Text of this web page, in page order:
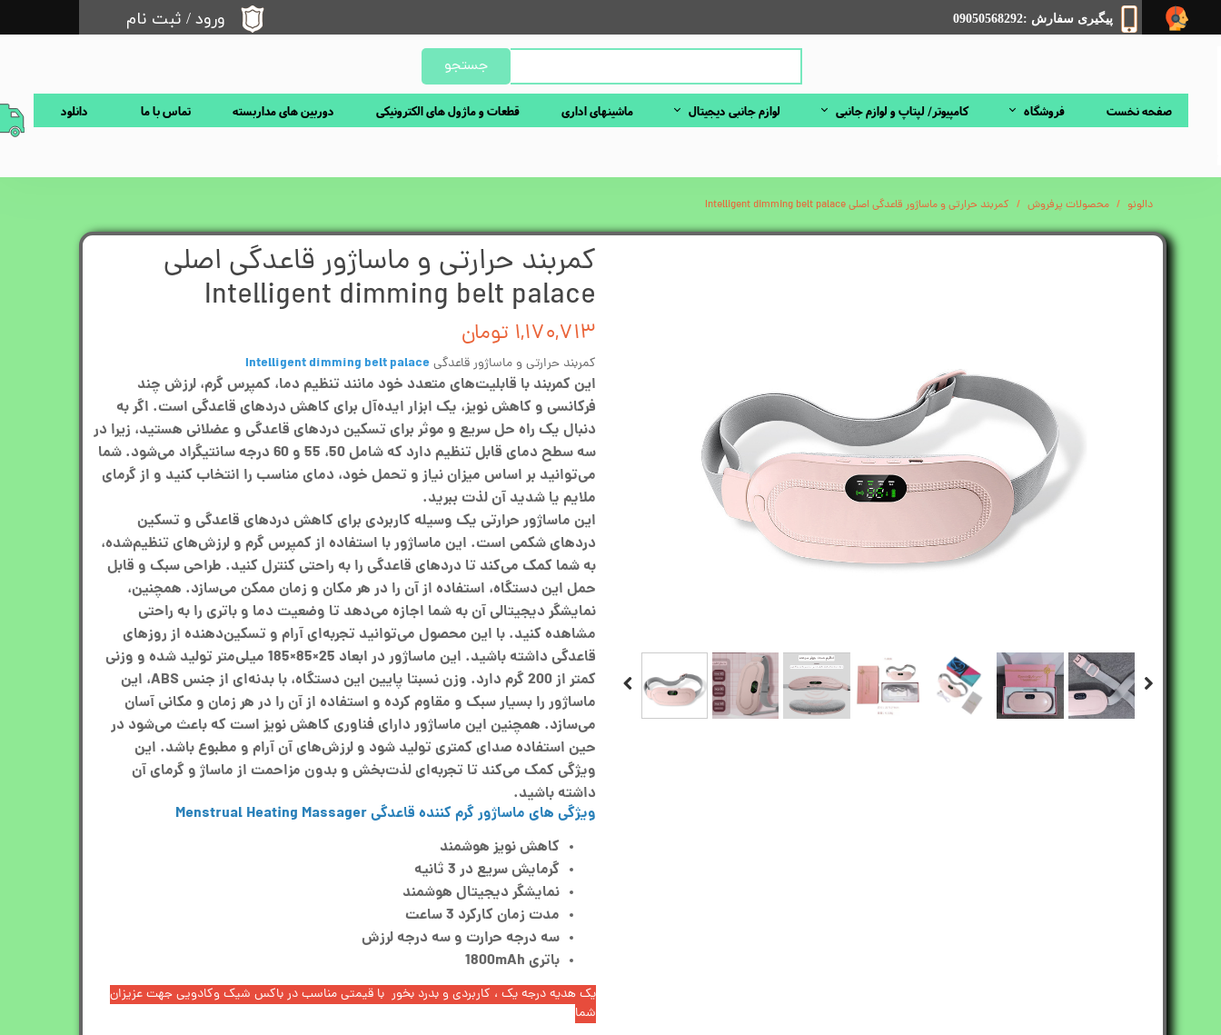
پیگیری سفارش :09050568292
جستجو
صفحه نخست فروشگاه کامپیوتر/ لپتاپ و لوازم جانبی لوازم جانبی دیجیتال ماشینهای اداری قطعات و ماژول های الکترونیکی دوربین های مداربسته تماس با ما دانلود
ورود / ثبت نام
سفارشات
دالونو محصولات پرفروش کمربند حرارتی و ماساژور قاعدگی اصلی Intelligent dimming belt palace
کمربند حرارتی و ماساژور قاعدگی اصلی
Intelligent dimming belt palace
۱,۱۷۰,۷۱۳ تومان
کمربند حرارتی و ماساژور قاعدگیIntelligent dimming belt palace
این کمربند با قابلیت‌های متعدد خود مانند تنظیم دما، کمپرس گرم، لرزش چند
فرکانسی و کاهش نویز، یک ابزار ایده‌آل برای کاهش دردهای قاعدگی است. اگر به
دنبال یک راه حل سریع و موثر برای تسکین دردهای قاعدگی و عضلانی هستید، زیرا در
سه سطح دمای قابل تنظیم دارد که شامل 50، 55 و 60 درجه سانتیگراد می‌شود. شما
می‌توانید بر اساس میزان نیاز و تحمل خود، دمای مناسب را انتخاب کنید و از گرمای
ملایم یا شدید آن لذت ببرید.
این ماساژور حرارتی یک وسیله کاربردی برای کاهش دردهای قاعدگی و تسکین
دردهای شکمی است. این ماساژور با استفاده از کمپرس گرم و لرزش‌های تنظیم‌شده،
به شما کمک می‌کند تا دردهای قاعدگی را به راحتی کنترل کنید. طراحی سبک و قابل
حمل این دستگاه، استفاده از آن را در هر مکان و زمان ممکن می‌سازد. همچنین،
نمایشگر دیجیتالی آن به شما اجازه می‌دهد تا وضعیت دما و باتری را به راحتی
مشاهده کنید. با این محصول می‌توانید تجربه‌ای آرام و تسکین‌دهنده از روزهای
قاعدگی داشته باشید. این ماساژور در ابعاد 25×85×185 میلی‌متر تولید شده و وزنی
کمتر از 200 گرم دارد. وزن نسبتا پایین این دستگاه، با بدنه‌ای از جنس ABS، این
ماساژور را بسیار سبک و مقاوم کرده و استفاده از آن را در هر زمان و مکانی آسان
می‌سازد. همچنین این ماساژور دارای فناوری کاهش نویز است که باعث می‌شود در
حین استفاده صدای کمتری تولید شود و لرزش‌های آن آرام و مطبوع باشد. این
ویژگی کمک می‌کند تا تجربه‌ای لذت‌بخش و بدون مزاحمت از ماساژ و گرمای آن
داشته باشید.
ویژگی های ماساژور گرم کننده قاعدگی Menstrual Heating Massager
کاهش نویز هوشمند
گرمایش سریع در 3 ثانیه
نمایشگر دیجیتال هوشمند
مدت زمان کارکرد 3 ساعت
سه درجه حرارت و سه درجه لرزش
باتری 1800mAh
یک هدیه درجه یک ، کاربردی و بدرد بخور با قیمتی مناسب در باکس شیک وکادویی جهت عزیزان
شما